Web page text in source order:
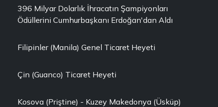
396 Milyar Dolarlık İhracatın Şampiyonları
Ödüllerini Cumhurbaşkanı Erdoğan'dan Aldı
Filipinler (Manila) Genel Ticaret Heyeti
Çin (Guanco) Ticaret Heyeti
Kosova (Priştine) - Kuzey Makedonya (Üsküp)